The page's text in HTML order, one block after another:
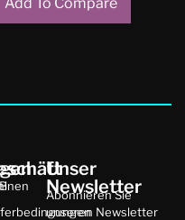
Unser
Newsletter
Abonnieren Sie
unseren Newsletter